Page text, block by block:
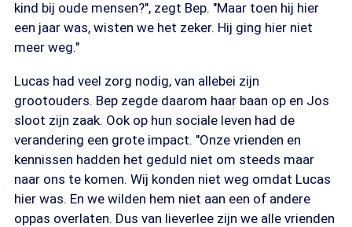
kind bij oude mensen?", zegt Bep. "Maar toen hij hier
een jaar was, wisten we het zeker. Hij ging hier niet
meer weg."
Lucas had veel zorg nodig, van allebei zijn
grootouders. Bep zegde daarom haar baan op en Jos
sloot zijn zaak. Ook op hun sociale leven had de
verandering een grote impact. "Onze vrienden en
kennissen hadden het geduld niet om steeds maar
naar ons te komen. Wij konden niet weg omdat Lucas
hier was. En we wilden hem niet aan een of andere
oppas overlaten. Dus van lieverlee zijn we alle vrienden